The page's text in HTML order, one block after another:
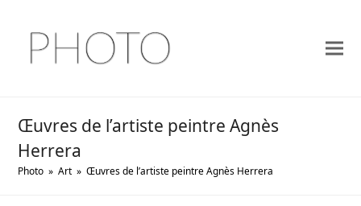
Œuvres de l’artiste peintre Agnès
Herrera
Photo » Art » Œuvres de l’artiste peintre Agnès Herrera